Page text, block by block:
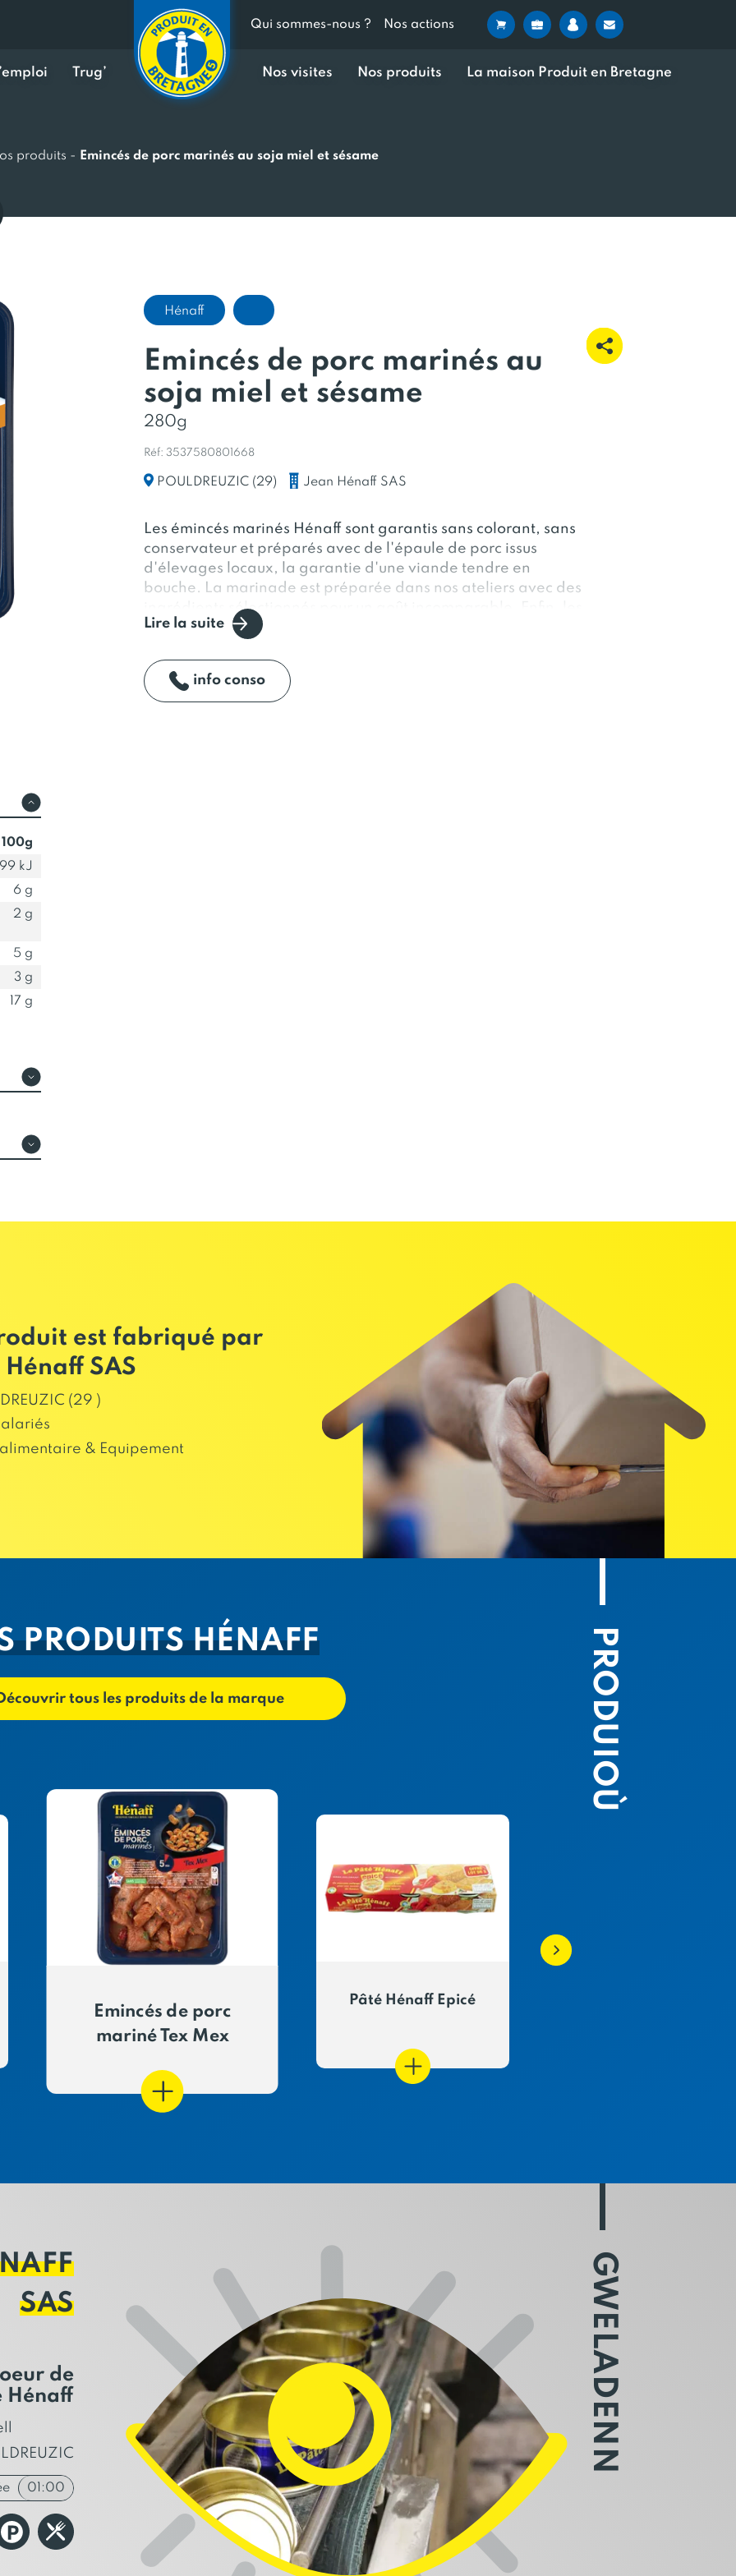
Qui sommes-nous ? Nos actions
Trug’ Nos visites Nos produits La maison Produit en Bretagne
produits - Emincés de porc marinés au soja miel et sésame
kJ
6 g
2 g
5 g
3 g
17 g
Hénaff
Emincés de porc marinés au
soja miel et sésame
280g
Réf: 3537580801668
POULDREUZIC (29) Jean Hénaff SAS
Les émincés marinés Hénaff sont garantis sans colorant, sans
conservateur et préparés avec de l'épaule de porc issus
d'élevages locaux, la garantie d'une viande tendre en
bouche. La marinade est préparée dans nos ateliers avec des
ingrédients sélectionnés pour un goût incomparable. Enfin, les
émincés Hénaff sont une solution pratique au quotidien
matière grasse.
Lire la suite
info conso
est fabriqué par
SAS
(29 )
& Equipement
PRODUIOÙ
PRODUITS HÉNAFF
tous les produits de la marque
Emincés de porc
mariné Tex Mex
Pâté Hénaff Epicé
GWELADENN
SAS
de
Hénaff
01:00